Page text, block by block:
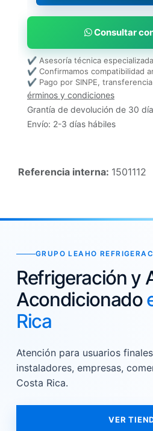
Consultar
✔ Asesoría técnica especializada
✔ Confirmamos compatibilidad
✔ Pago por SINPE,
érminos y condiciones
Grantía de devolución de 30
Envío: 2-3 días hábiles
Referencia interna: 1501112
GRUPO LEAHO
Refrigeración y
Acondicionado
Rica
Atención para usuarios
instaladores, empresas,
Costa Rica.
VER